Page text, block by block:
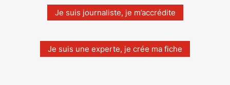
Je suis journaliste, je m’accrédite
Je suis une experte, je crée ma fiche